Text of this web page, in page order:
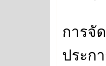
การจั
ประก